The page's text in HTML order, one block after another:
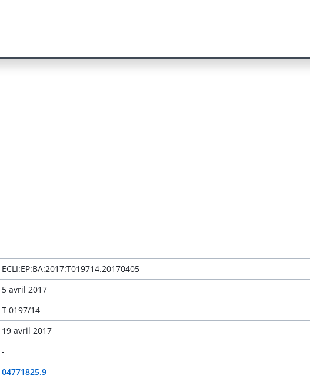
ECLI:EP:BA:2017:T019714.20170405
5 avril 2017
T 0197/14
19 avril 2017
-
04771825.9